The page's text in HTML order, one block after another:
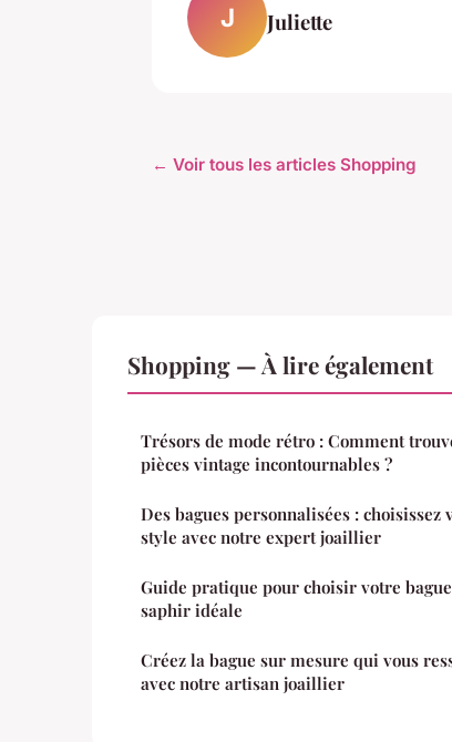
J Juliette
← Voir tous les articles Shopping
Shopping — À lire également
Trésors de mode rétro : Comment
pièces vintage incontournables ?
Des bagues personnalisées : choisissez
style avec notre expert joaillier
Guide pratique pour choisir votre bague
saphir idéale
Créez la bague sur mesure qui vous
avec notre artisan joaillier